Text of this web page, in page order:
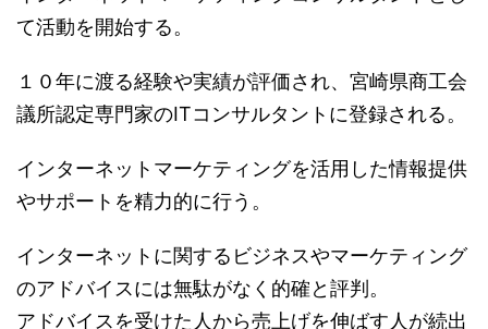
て活動を開始する。
１０年に渡る経験や実績が評価され、宮崎県商工会
議所認定専門家のITコンサルタントに登録される。
インターネットマーケティングを活用した情報提供
やサポートを精力的に行う。
インターネットに関するビジネスやマーケティング
のアドバイスには無駄がなく的確と評判。
アドバイスを受けた人から売上げを伸ばす人が続出